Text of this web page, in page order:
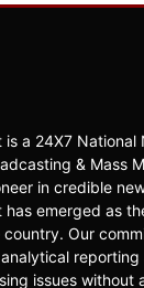
a 24X7 National
& Mass
in credible
has emerged as
Our
reporting
issues without